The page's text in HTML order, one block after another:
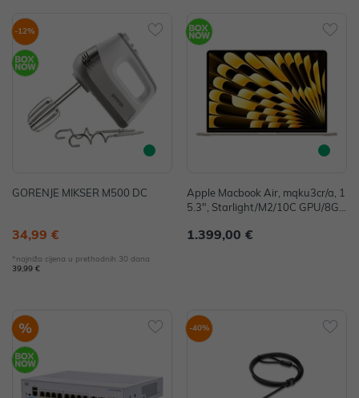
-12%
GORENJE MIKSER M500 DC
34,99 €
*najniža cijena u prethodnih 30 dana
39,99 €
Apple Macbook Air, mqku3cr/a, 1
5.3", Starlight/M2/10C GPU/8G
ŽBENI ARTIKL
1.399,00 €
% -40%